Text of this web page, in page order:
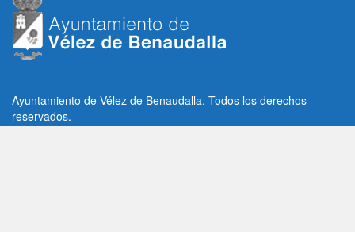
Ayuntamiento de Vélez de Benaudalla. Todos los derechos
reservados.